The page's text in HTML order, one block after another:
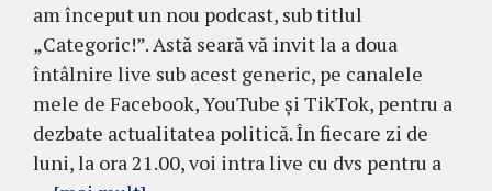
am început un nou podcast, sub titlul
„Categoric!”. Astă seară vă invit la a doua
întâlnire live sub acest generic, pe canalele
mele de Facebook, YouTube și TikTok, pentru a
dezbate actualitatea politică. În fiecare zi de
luni, la ora 21.00, voi intra live cu dvs pentru a